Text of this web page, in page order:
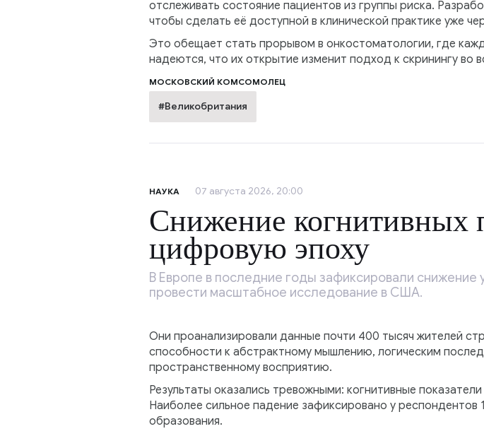
отслеживать состояние пациентов из группы риска.
чтобы сделать её доступной в клинической практике уже
Это обещает стать прорывом в онкостоматологии, где
надеются, что их открытие изменит подход к скринингу во
МОСКОВСКИЙ КОМСОМОЛЕЦ
#Великобритания
НАУКА 07 августа 2026, 20:00
Снижение когнитивных
цифровую эпоху
В Европе в последние годы зафиксировали снижение
провести масштабное исследование в США.
Они проанализировали данные почти 400 тысяч жителей
способности к абстрактному мышлению, логическим
пространственному восприятию.
Результаты оказались тревожными: когнитивные
Наиболее сильное падение зафиксировано у респондентов
образования.